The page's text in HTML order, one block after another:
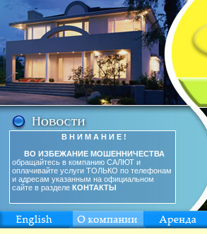
В Н И М А Н И Е !
ВО ИЗБЕЖАНИЕ МОШЕННИЧЕСТВА
обращайтесь в компанию САЛЮТ и
оплачивайте услуги ТОЛЬКО по телефонам
и адресам указанным на официальном
сайте в разделе КОНТАКТЫ